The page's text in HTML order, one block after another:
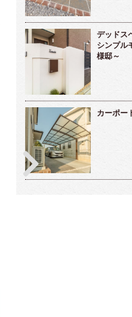
デッドス
シンプル
様邸～
カーポー